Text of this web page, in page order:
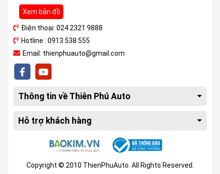
Xem bản đồ
Điện thoại: 024 2321 9888
Hotline : 0913 538 555
Email: thienphuauto@gmail.com
Thông tin về Thiên Phú Auto
Hỗ trợ khách hàng
Copyright © 2010 ThienPhuAuto. All Rights Reserved.